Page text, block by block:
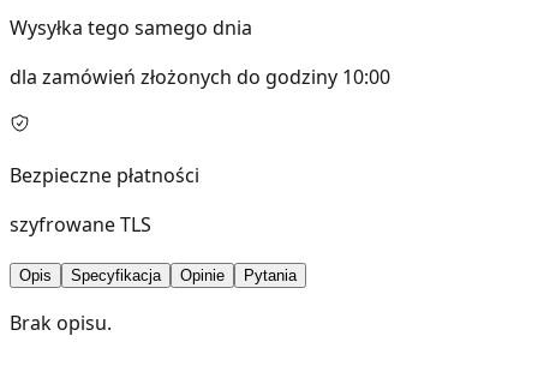
Wysyłka tego samego dnia
dla zamówień złożonych do godziny 10:00
Bezpieczne płatności
szyfrowane TLS
Opis Specyfikacja Opinie Pytania
Brak opisu.